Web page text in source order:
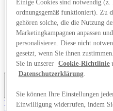
Geschäfte
Angebote
Planen Sie Ihren Besuch
Was läuft
Essen & Trinken
Geschenkkarten
Dienstleistungen
Mehr
Tritt dem Club bei.
Einige Cookies sind notwendig (z.
ordnungsgemäß funktioniert). Zu
gehören solche, die die Nutzung
Marketingkampagnen anpassen
personalisieren. Diese nicht
gesetzt, wenn Sie ihnen
Sie in unserer
Cookie-Richtlinie
Datenschutzerklärung.
Sie können Ihre Einstellungen
Einwilligung widerrufen, indem